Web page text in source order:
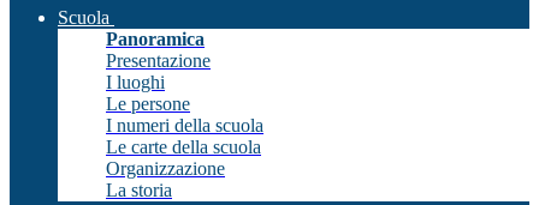
Scuola
Panoramica
Presentazione
I luoghi
Le persone
I numeri della scuola
Le carte della scuola
Organizzazione
La storia